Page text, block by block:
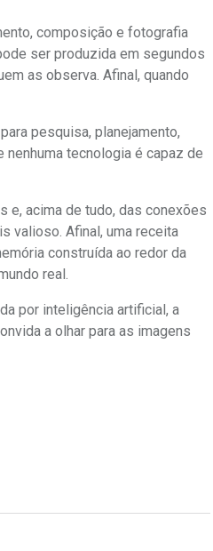
composição e fotografia
ser produzida em segundos
as observa. Afinal, quando
pesquisa, planejamento,
tecnologia é capaz de
e, acima de tudo, das conexões
valioso. Afinal, uma receita
construída ao redor da
real.
por inteligência artificial, a
a olhar para as imagens